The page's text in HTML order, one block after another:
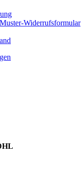
Widerrufsformular